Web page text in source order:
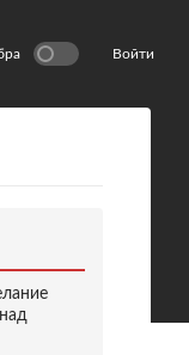
Войти